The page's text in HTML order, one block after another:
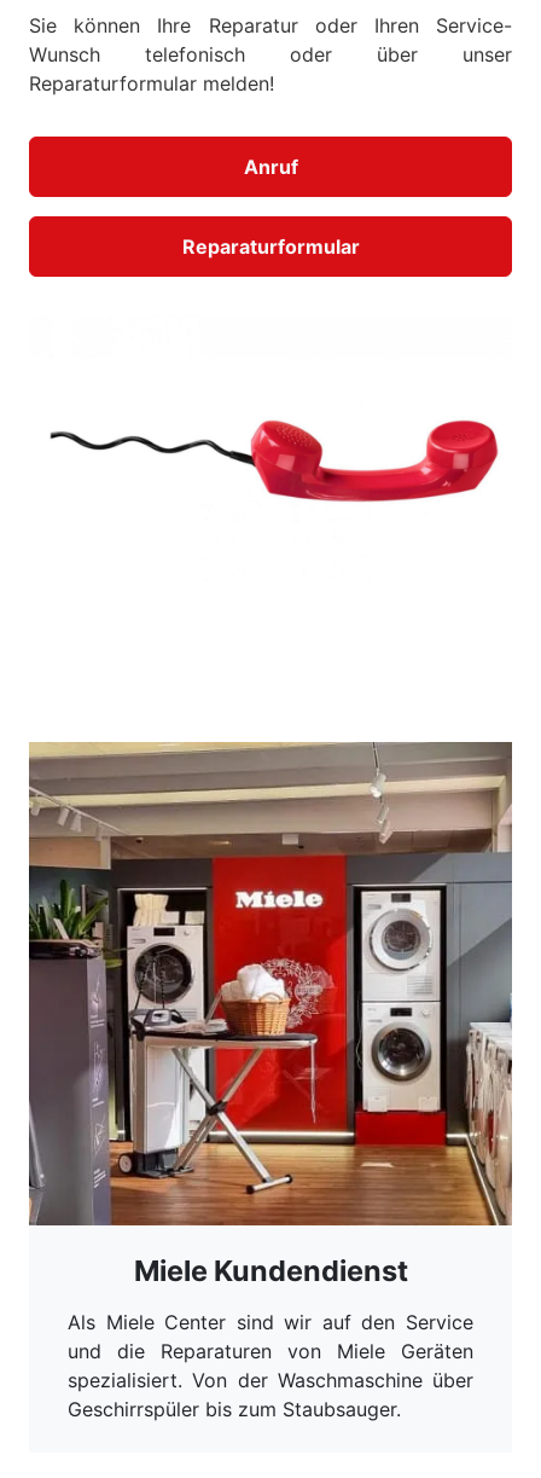
Sie können Ihre Reparatur oder Ihren Service-
Wunsch telefonisch oder über unser
Reparaturformular melden!
Anruf
Reparaturformular
Miele Kundendienst
Als Miele Center sind wir auf den Service
und die Reparaturen von Miele Geräten
spezialisiert. Von der Waschmaschine über
Geschirrspüler bis zum Staubsauger.